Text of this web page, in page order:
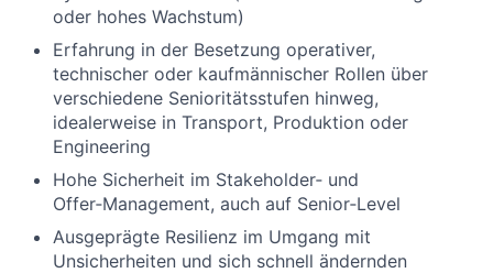
oder hohes Wachstum)
Erfahrung in der Besetzung operativer,
technischer oder kaufmännischer Rollen über
verschiedene Senioritätsstufen hinweg,
idealerweise in Transport, Produktion oder
Engineering
Hohe Sicherheit im Stakeholder‑ und
Offer‑Management, auch auf Senior‑Level
Ausgeprägte Resilienz im Umgang mit
Unsicherheiten und sich schnell ändernden